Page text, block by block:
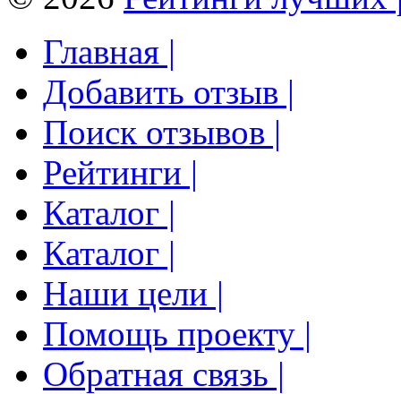
Главная |
Добавить отзыв |
Поиск отзывов |
Рейтинги |
Каталог |
Каталог |
Наши цели |
Помощь проекту |
Обратная связь |